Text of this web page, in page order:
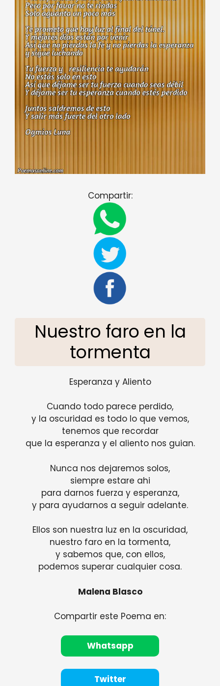
Compartir:
Nuestro faro en la
tormenta
Esperanza y Aliento
Cuando todo parece perdido,
y la oscuridad es todo lo que vemos,
tenemos que recordar
que la esperanza y el aliento nos guian.
Nunca nos dejaremos solos,
siempre estare ahi
para darnos fuerza y ​​esperanza,
y para ayudarnos a seguir adelante.
Ellos son nuestra luz en la oscuridad,
nuestro faro en la tormenta,
y sabemos que, con ellos,
podemos superar cualquier cosa.
Malena Blasco
Compartir este Poema en:
Whatsapp
Twitter